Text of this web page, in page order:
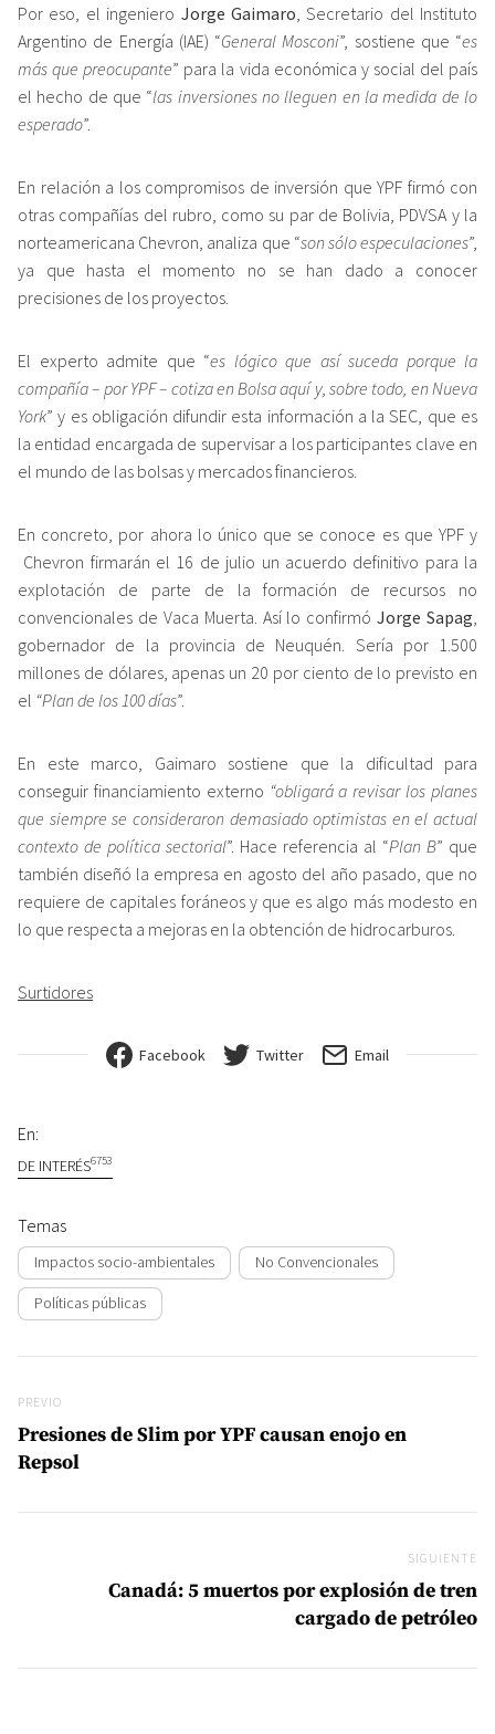
Por eso, el ingeniero Jorge Gaimaro , Secretario del Instituto
Argentino de Energía (IAE) “General Mosconi”, sostiene que “es
más que preocupante” para la vida económica y social del país
el hecho de que “las inversiones no lleguen en la medida de lo
esperado”.
En relación a los compromisos de inversión que YPF firmó con
otras compañías del rubro, como su par de Bolivia, PDVSA y la
norteamericana Chevron, analiza que “son sólo especulaciones”,
ya que hasta el momento no se han dado a conocer
precisiones de los proyectos.
El experto admite que “es lógico que así suceda porque la
compañía – por YPF – cotiza en Bolsa aquí y, sobre todo, en Nueva
York” y es obligación difundir esta información a la SEC, que es
la entidad encargada de supervisar a los participantes clave en
el mundo de las bolsas y mercados financieros.
En concreto, por ahora lo único que se conoce es que YPF y
Chevron firmarán el 16 de julio un acuerdo definitivo para la
explotación de parte de la formación de recursos no
convencionales de Vaca Muerta. Así lo confirmóJorge Sapag
gobernador de la provincia de Neuquén. Sería por 1.500
millones de dólares, apenas un 20 por ciento de lo previsto en
el “Plan de los 100 días”.
En este marco, Gaimaro sostiene que la dificultad para
conseguir financiamiento externo “obligará a revisar los planes
que siempre se consideraron demasiado optimistas en el actual
contexto de política sectorial”. Hace referencia al “Plan B” que
también diseñó la empresa en agosto del año pasado, que no
requiere de capitales foráneos y que es algo más modesto en
lo que respecta a mejoras en la obtención de hidrocarburos.
Surtidores
Facebook Twitter Email
En:
DE INTERÉS6753
Temas
Impactos socio-ambientales No Convencionales
Políticas públicas
Previo
PREVIO
Presiones de Slim por YPF causan enojo en
Repsol
SIGUIENTE
Canadá: 5 muertos por explosión de tren
cargado de petróleo